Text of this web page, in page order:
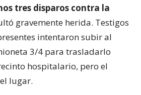
tres disparos contra la
gravemente herida. Testigos
intentaron subir al
3/4 para trasladarlo
hospitalario, pero el
lugar.